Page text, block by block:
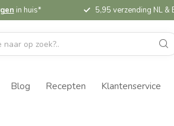
in huis* 5,95 verzending NL &
Blog Recepten Klantenservice